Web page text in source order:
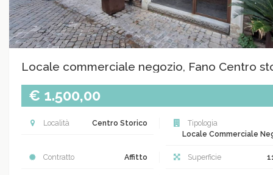
Locale commerciale negozio, Fano Centro
€ 1.500,00
Località Centro Storico
Tipologia
Locale Commerciale
Contratto Affitto Superficie